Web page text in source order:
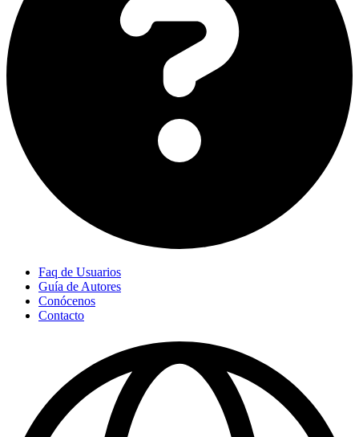
Faq de Usuarios
Guía de Autores
Conócenos
Contacto